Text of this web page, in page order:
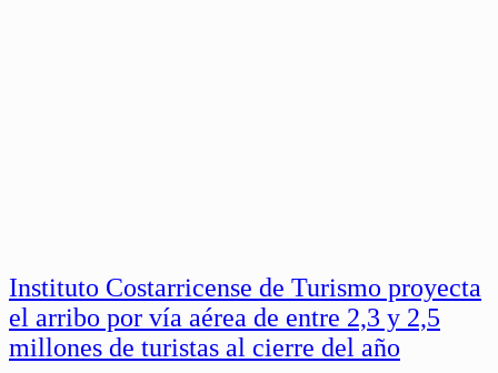
Instituto Costarricense de Turismo proyecta
el arribo por vía aérea de entre 2,3 y 2,5
millones de turistas al cierre del año